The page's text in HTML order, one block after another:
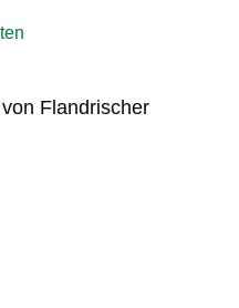
Flandrischer